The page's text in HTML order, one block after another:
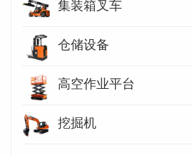
集装箱叉车
仓储设备
高空作业平台
挖掘机